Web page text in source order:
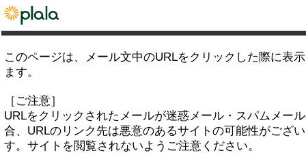
このページは、メール文中のURLをクリックした際に表
ます。
［ご注意］
URLをクリックされたメールが迷惑メール・スパムメー
合、URLのリンク先は悪意のあるサイトの可能性がござ
す。サイトを閲覧されないようご注意ください。